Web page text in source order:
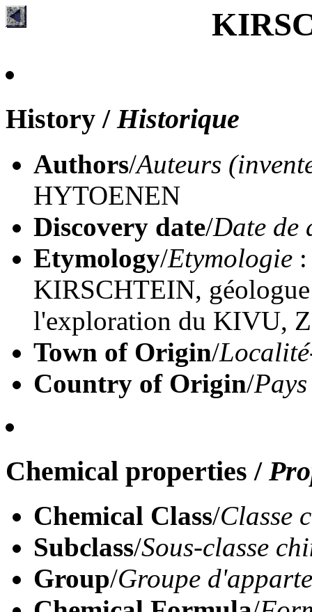
History /Historique
Authors/Auteurs
HYTOENEN
Discovery date/Date de
Etymology/Etymologie
KIRSCHTEIN,
l'exploration du KIVU,
Town of Origin/
Country of Origin/Pays
Chemical properties /
Chemical Class/Classe
Subclass/Sous-classe
Group/Groupe